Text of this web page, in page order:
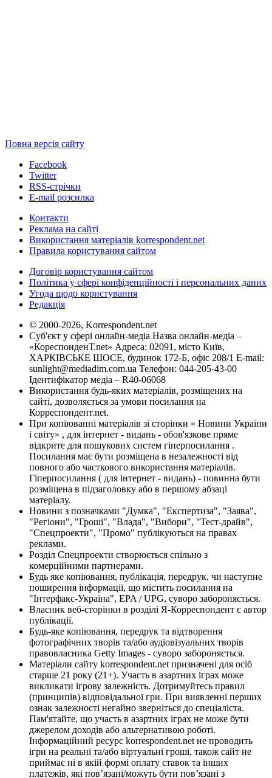
Повна версія сайту
Facebook
Twitter
RSS-стрічки
E-mail розсилка
Контакти
Реклама на сайті
Використання матеріалів korrespondent.net
Правила користування сайтом
Договір користування сайтом
Політика у сфері конфіденційності і персональних даних
Угода щодо користування
Редакція
© 2000-2026, Korrespondent.net
Суб'єкт у сфері онлайн-медіа Назва онлайн-медіа –
«КореспонденТ.net» Адреса: 02091, місто Київ,
ХАРКІВСЬКЕ ШОСЕ, будинок 172-Б, офіс 208/1 E-mail:
sunlight@mediadim.com.ua Телефон: 044-205-43-00
Ідентифікатор медіа – R40-06068
Використання будь-яких матеріалів, розміщених на
сайті, дозволяється за умови посилання на
Корреспондент.net.
При копіюванні матеріалів зі сторінки « Новини України
і світу» , для інтернет - видань - обов'язкове пряме
відкрите для пошукових систем гіперпосилання .
Посилання має бути розміщена в незалежності від
повного або часткового використання матеріалів.
Гіперпосилання ( для інтернет - видань) - повинна бути
розміщена в підзаголовку або в першому абзаці
матеріалу.
Новини з позначками "Думка", "Експертиза", "Заява",
"Регіони", "Гроші", "Влада", "Вибори", "Тест-драйв",
"Спецпроекти", "Промо" публікуються на правах
реклами.
Розділ Спецпроекти створюється спільно з
комерційними партнерами.
Будь яке копіювання, публікація, передрук, чи наступне
поширення інформації, що містить посилання на
"Інтерфакс-Україна", EPA / UPG, суворо забороняється.
Власник веб-сторінки в розділі Я-Корреспондент є автор
публікації.
Будь-яке копіювання, передрук та відтворення
фотографічних творів та/або аудіовізуальних творів
правовласника Getty Images - суворо забороняється.
Матеріали сайту korrespondent.net призначені для осіб
старше 21 року (21+). Участь в азартних іграх може
викликати ігрову залежність. Дотримуйтесь правил
(принципів) відповідальної гри. При виявленні перших
ознак залежності негайно зверніться до спеціаліста.
Пам'ятайте, що участь в азартних іграх не може бути
джерелом доходів або альтернативою роботі.
Інформаційний ресурс korrespondent.net не проводить
ігри на реальні та/або віртуальні гроші, також сайт не
приймає ні в якій формі оплату ставок та інших
платежів, які пов’язані/можуть бути пов’язані з